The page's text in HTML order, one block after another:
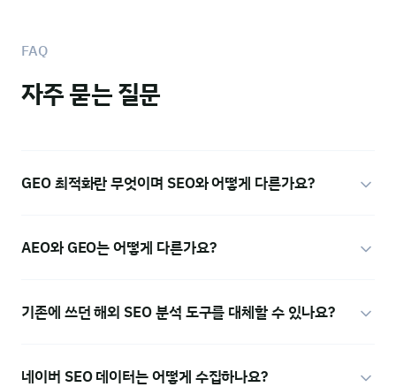
FAQ
자주 묻는 질문
GEO 최적화란 무엇이며 SEO와 어떻게 다른가요?
AEO와 GEO는 어떻게 다른가요?
기존에 쓰던 해외 SEO 분석 도구를 대체할 수 있나요?
네이버 SEO 데이터는 어떻게 수집하나요?